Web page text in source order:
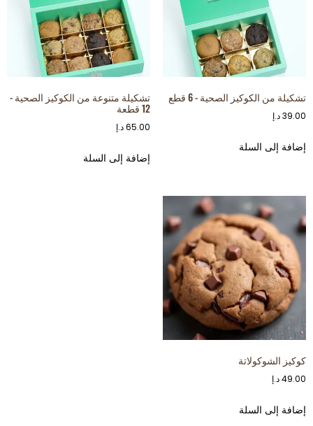
تشكيلة من الكوكيز الصحية - 6 قطع
39.00د.إ
إضافة إلى السلة
تشكيلة متنوعة من الكوكيز الصحية -
12 قطعة
65.00 د.إ
إضافة إلى السلة
كوكيز الشوكولاتة
49.00د.إ
إضافة إلى السلة